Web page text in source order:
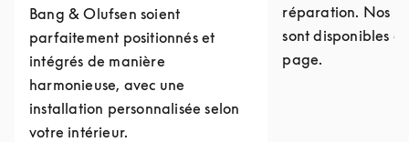
Bang & Olufsen soient
parfaitement positionnés et
intégrés de manière
harmonieuse, avec une
installation personnalisée selon
votre intérieur.
réparation. Nos
sont disponibles
page.